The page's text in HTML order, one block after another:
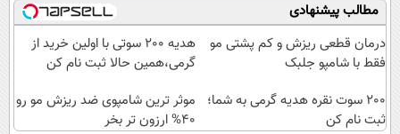
مطالب پیشنهادی
درمان قطعی ریزش و کم پشتی مو
فقط با شامپو جلبک
هدیه 200 سوتی با اولین خرید از
گرمی،همین حالا ثبت نام کن
200 سوت نقره هدیه گرمی به شما؛
ثبت نام کن
موثر ترین شامپوی ضد ریزش مو رو
40% ارزون تر بخر